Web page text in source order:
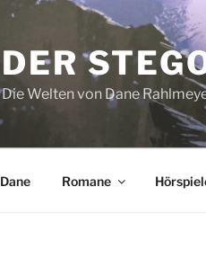
DER
Die Welten von Dane
Dane Romane